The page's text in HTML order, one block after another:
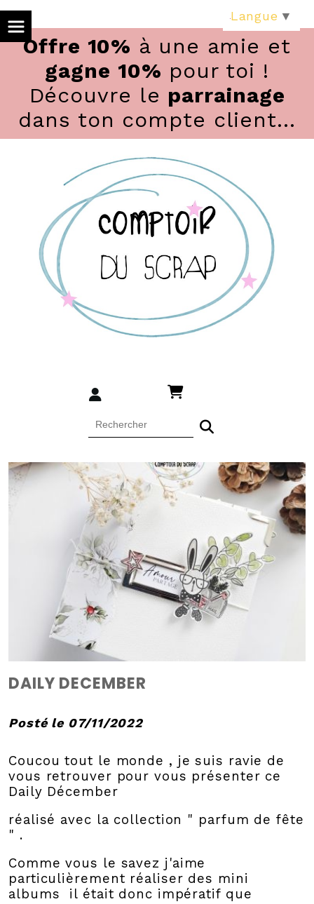
Offre 10% à une amie et
gagne 10% pour toi !
Découvre le parrainage
dans ton compte client...
DAILY DECEMBER
Posté le 07/11/2022
Coucou tout le monde , je suis ravie de
vous retrouver pour vous présenter ce
Daily Décember
réalisé avec la collection " parfum de fête
" .
Comme vous le savez j'aime
particulièrement réaliser des mini
albums il était donc impératif que
Langue ▼